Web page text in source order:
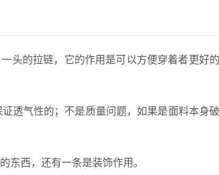
头的拉链，它的作用是可以方便穿着者更好的
透气性的；不是质量问题，如果是面料本身破
东西，还有一条是装饰作用。